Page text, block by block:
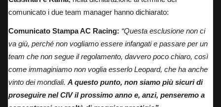
comunicato i due team manager hanno dichiarato:
Comunicato Stampa AC Racing: “Questa esclusione non ci
va giù, perché non vogliamo essere infangati e passare per un
team che non segue il regolamento, davvero poco chiaro, così
come immaginiamo non voglia esserlo Leopard, che ha anche
vinto dei mondiali. A questo punto, non siamo più sicuri di
proseguire nel CIV il prossimo anno e, anzi, penseremo a